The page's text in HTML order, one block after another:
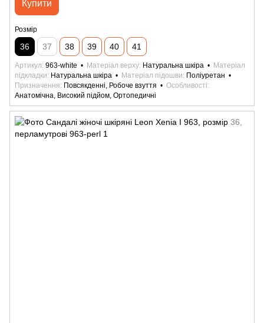
Купити
Розмір
36 37 38 39 40 41
Артикул 963-white Матеріал верху Натуральна шкіра
Матеріал
підкладки
Натуральна шкіра Матеріал підошви
Поліуретан
Призначення
Повсякденні, Робоче взуття
Особливості
Анатомічна, Високий підйом, Ортопедичні